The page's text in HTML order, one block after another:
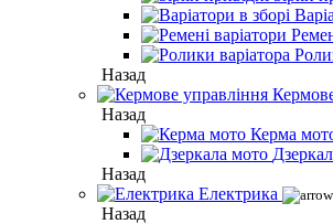
Назад
Назад
Керма
Назад
Електрика
Назад